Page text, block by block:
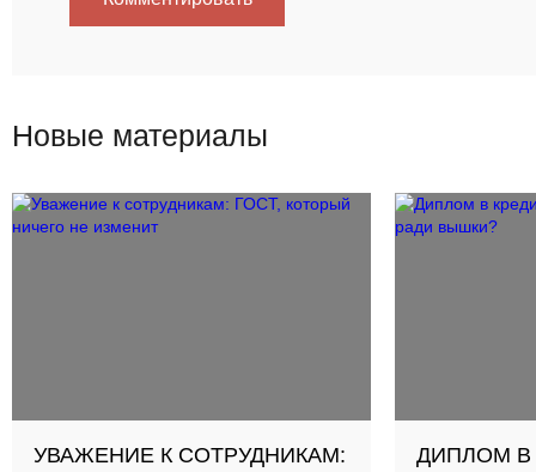
Новые материалы
УВАЖЕНИЕ К СОТРУДНИКАМ:
ДИПЛОМ В